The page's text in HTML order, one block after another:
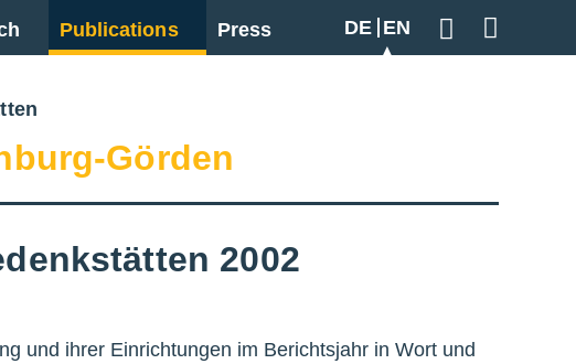
Publications Press DE EN
Görden
2002
und ihrer Einrichtungen im Berichtsjahr in Wort und